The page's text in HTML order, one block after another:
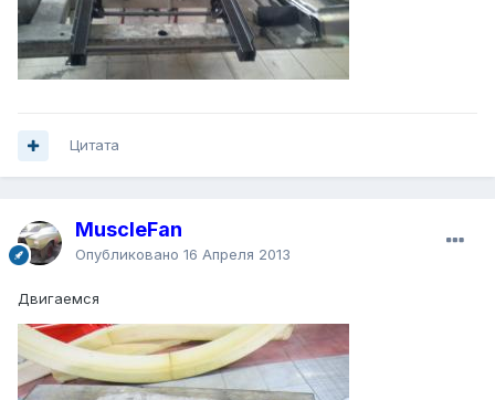
Цитата
MuscleFan
Опубликовано 16 Апреля 2013
Двигаемся